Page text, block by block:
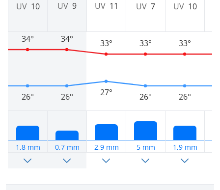
UV 10
26°
34°
1,8 mm
UV 9
26°
34°
0,7 mm
UV 11
27°
33°
2,9 mm
UV 7
26°
33°
5 mm
UV 10
26°
33°
1,9 mm